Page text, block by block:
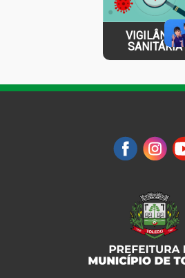
VIGILÂNCIA
SANITÁRIA